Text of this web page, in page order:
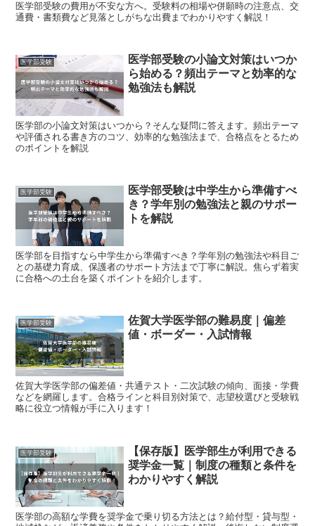
医学部受験の費用が不安な方へ。受験料の相場や併願時の注意点、交
通費・書類費など見落としがちな出費までわかりやすく解説！
医学部受験
医学部受験の小論文対策はいつか
ら始める？頻出テーマと効率的な
勉強法も解説
医学部の小論文対策はいつから？そんな疑問に答えます。頻出テーマ
や評価される書き方のコツ、効率的な勉強法まで、合格点をとるため
のポイントを解説
医学部受験
医学部受験は中学生から準備すべ
き？学年別の勉強法と親のサポー
トを解説
医学部を目指すなら中学生から準備すべき？学年別の勉強法や科目ご
との基礎力育成、保護者のサポート方法まで丁寧に解説。焦らず着実
に合格への土台を築くポイントを紹介します。
医学部受験
佐賀大学医学部の難易度｜偏差
値・ボーダー・入試情報
佐賀大学医学部の偏差値・共通テスト・二次試験の傾向、面接・学費
などを網羅します。合格ラインと科目別対策で、志望校選びと受験戦
略に役立つ情報が手に入ります！
医学部受験
【保存版】医学部生が利用できる
奨学金一覧｜制度の種類と条件を
わかりやすく解説
医学部の高額な学費を奨学金で乗り切る方法とは？給付型・貸与型・